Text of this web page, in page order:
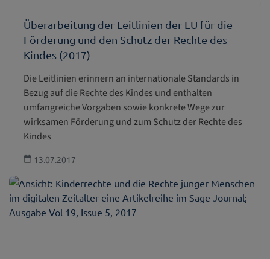
Überarbeitung der Leitlinien der EU für die
Förderung und den Schutz der Rechte des
Kindes (2017)
Die Leitlinien erinnern an internationale Standards in
Bezug auf die Rechte des Kindes und enthalten
umfangreiche Vorgaben sowie konkrete Wege zur
wirksamen Förderung und zum Schutz der Rechte des
Kindes
13.07.2017